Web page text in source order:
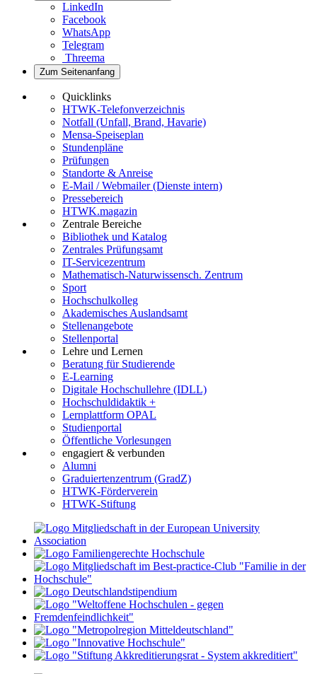
LinkedIn
Facebook
WhatsApp
Telegram
Threema
Zum Seitenanfang
Quicklinks
HTWK-Telefonverzeichnis
Notfall (Unfall, Brand, Havarie)
Mensa-Speiseplan
Stundenpläne
Prüfungen
Standorte & Anreise
E-Mail / Webmailer (Dienste intern)
Pressebereich
HTWK.magazin
Zentrale Bereiche
Bibliothek und Katalog
Zentrales Prüfungsamt
IT-Servicezentrum
Mathematisch-Naturwissensch. Zentrum
Sport
Hochschulkolleg
Akademisches Auslandsamt
Stellenangebote
Stellenportal
Lehre und Lernen
Beratung für Studierende
E-Learning
Digitale Hochschullehre (IDLL)
Hochschuldidaktik +
Lernplattform OPAL
Studienportal
Öffentliche Vorlesungen
engagiert & verbunden
Alumni
Graduiertenzentrum (GradZ)
HTWK-Förderverein
HTWK-Stiftung